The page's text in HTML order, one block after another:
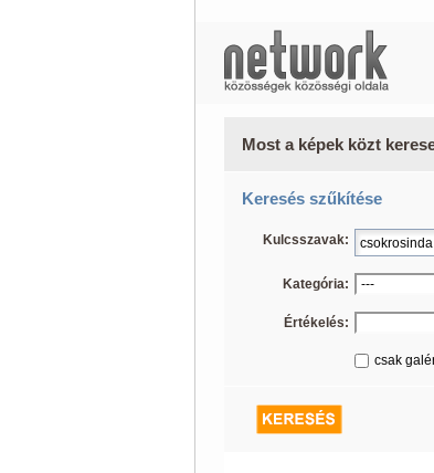
Most a képek közt
Keresés szűkítése
Kulcsszavak:
Kategória:
Értékelés:
csak